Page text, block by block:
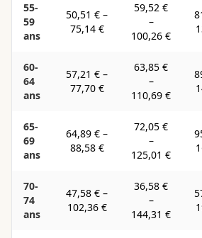
55-
59
ans
50,51 € –
75,14 €
59,52 €
–
100,26 €
60-
64
ans
57,21 € –
77,70 €
63,85 €
–
110,69 €
65-
69
ans
64,89 € –
88,58 €
72,05 €
–
125,01 €
70-
74
ans
47,58 € –
102,36 €
36,58 €
–
144,31 €